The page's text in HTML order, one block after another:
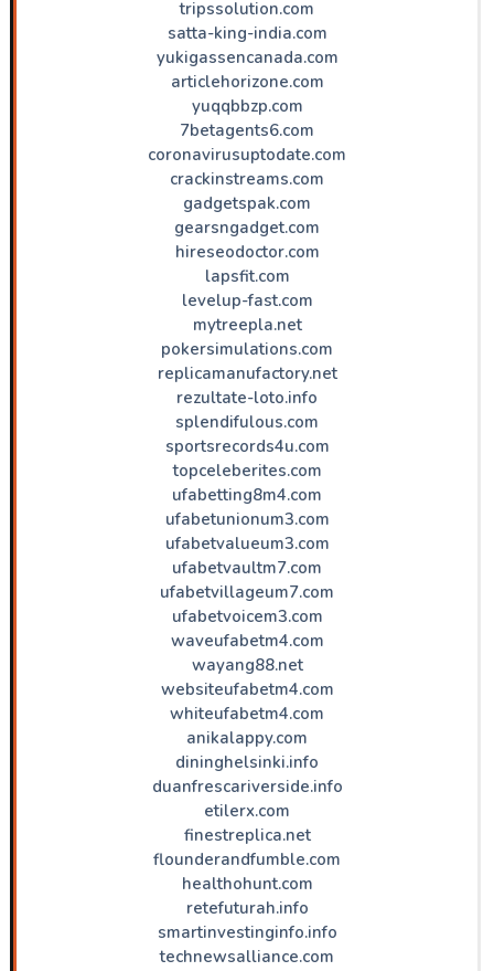
tripssolution.com
satta-king-india.com
yukigassencanada.com
articlehorizone.com
yuqqbbzp.com
7betagents6.com
coronavirusuptodate.com
crackinstreams.com
gadgetspak.com
gearsngadget.com
hireseodoctor.com
lapsfit.com
levelup-fast.com
mytreepla.net
pokersimulations.com
replicamanufactory.net
rezultate-loto.info
splendifulous.com
sportsrecords4u.com
topceleberites.com
ufabetting8m4.com
ufabetunionum3.com
ufabetvalueum3.com
ufabetvaultm7.com
ufabetvillageum7.com
ufabetvoicem3.com
waveufabetm4.com
wayang88.net
websiteufabetm4.com
whiteufabetm4.com
anikalappy.com
dininghelsinki.info
duanfrescariverside.info
etilerx.com
finestreplica.net
flounderandfumble.com
healthohunt.com
retefuturah.info
smartinvestinginfo.info
technewsalliance.com